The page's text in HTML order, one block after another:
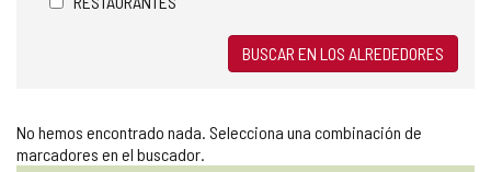
BUSCAR EN LOS ALREDEDORES
No hemos encontrado nada. Selecciona una combinación de
marcadores en el buscador.